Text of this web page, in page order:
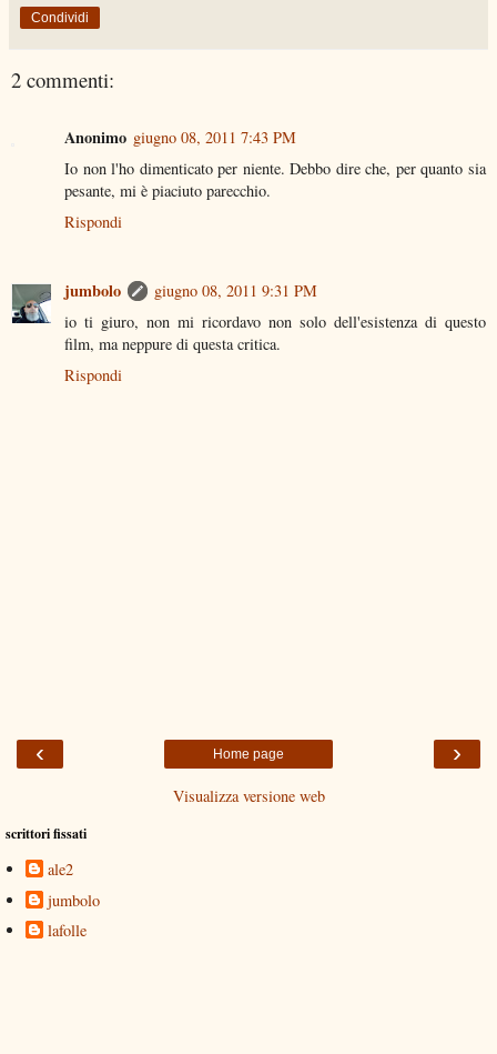
Condividi
2 commenti:
Anonimo giugno 08, 2011 7:43 PM
Io non l'ho dimenticato per niente. Debbo dire che, per quanto sia
pesante, mi è piaciuto parecchio.
Rispondi
jumbolo
giugno 08, 2011 9:31 PM
io ti giuro, non mi ricordavo non solo dell'esistenza di questo
film, ma neppure di questa critica.
Rispondi
‹ ›
Home page
Visualizza versione web
scrittori fissati
ale2
jumbolo
lafolle